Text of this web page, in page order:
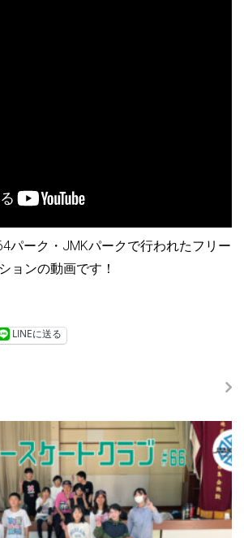
パーク・JMKパークで行われたフリー
ョンの動画です！
LINEに送る